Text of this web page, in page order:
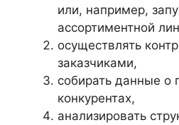
или, например,
ассортиментной
осуществлять
заказчиками,
собирать данные о
конкурентах,
анализировать